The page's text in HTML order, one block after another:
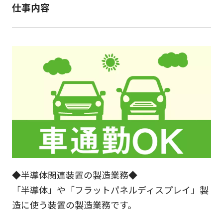
仕事内容
◆半導体関連装置の製造業務◆
「半導体」や「フラットパネルディスプレイ」製
造に使う装置の製造業務です。